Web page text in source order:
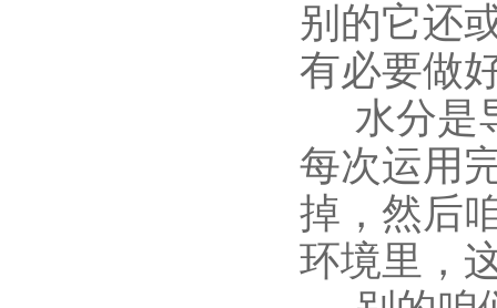
别的它还
有必要做
水分是
每次运用
掉，然后
环境里，